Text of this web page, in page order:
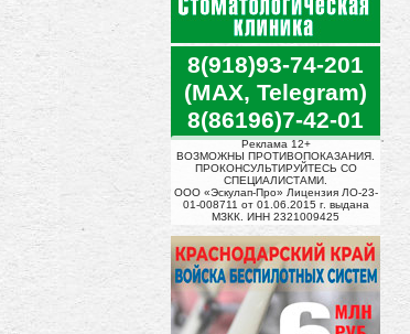
8(918)93-74-201
(MAX, Telegram)
8(86196)7-42-01
Реклама 12+
ВОЗМОЖНЫ ПРОТИВОПОКАЗАНИЯ.
ПРОКОНСУЛЬТИРУЙТЕСЬ СО
СПЕЦИАЛИСТАМИ.
ООО «Эскулап-Про» Лицензия ЛО-23-
01-008711 от 01.06.2015 г. выдана
МЗКК. ИНН 2321009425